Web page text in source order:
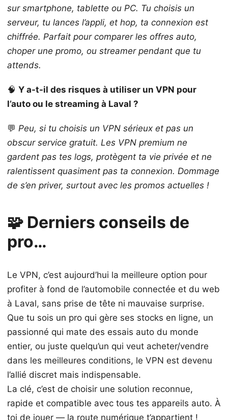
sur smartphone, tablette ou PC. Tu choisis un
serveur, tu lances l’appli, et hop, ta connexion est
chiffrée. Parfait pour comparer les offres auto,
choper une promo, ou streamer pendant que tu
attends.
🧠 Y a-t-il des risques à utiliser un VPN pour
l’auto ou le streaming à Laval ?
💬 Peu, si tu choisis un VPN sérieux et pas un
obscur service gratuit. Les VPN premium ne
gardent pas tes logs, protègent ta vie privée et ne
ralentissent quasiment pas ta connexion. Dommage
de s’en priver, surtout avec les promos actuelles !
🧩 Derniers conseils de
pro…
Le VPN, c’est aujourd’hui la meilleure option pour
profiter à fond de l’automobile connectée et du web
à Laval, sans prise de tête ni mauvaise surprise.
Que tu sois un pro qui gère ses stocks en ligne, un
passionné qui mate des essais auto du monde
entier, ou juste quelqu’un qui veut acheter/vendre
dans les meilleures conditions, le VPN est devenu
l’allié discret mais indispensable.
La clé, c’est de choisir une solution reconnue,
rapide et compatible avec tous tes appareils auto. À
toi de jouer — la route numérique t’appartient !